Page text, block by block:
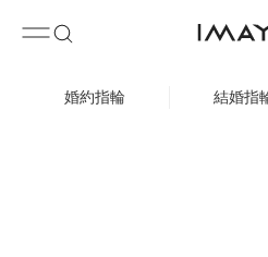
婚約指輪 結婚指